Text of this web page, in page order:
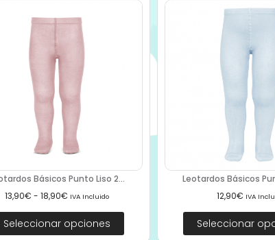
Básicos Punto Liso 2...
13,90€ - 18,90€ IVA Incluido
Seleccionar opciones
Leotardos Básicos
12,90€ IVA
Seleccionar